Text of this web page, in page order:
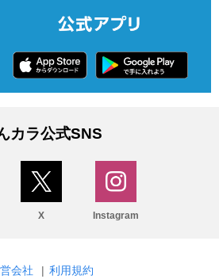
カラ公式SNS
X Instagram
会社 | 利用規約